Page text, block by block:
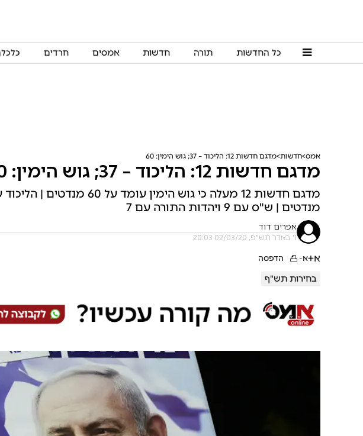
כל החדשות תורה חדשות אמסים חרדים
אמס חדשות מדגם חדשות 12: הליכוד – 37; גוש הימין: 60
מדגם חדשות 12: הליכוד – 37; גוש הימין: 60
מנדטים | ש"ס עם 9 ויהדות התורה עם 7
אפרים דוד
ו' באדר תש"פ, 02/03/20 20:03
א+א- הדפסה
בחירות תש"ף